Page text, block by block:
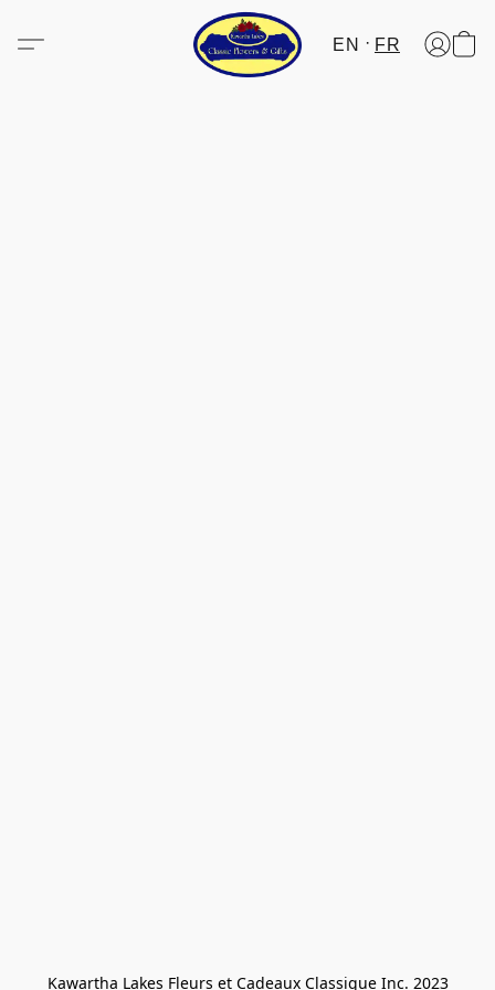
EN FR
Kawartha Lakes Fleurs et Cadeaux Classique Inc. 2023